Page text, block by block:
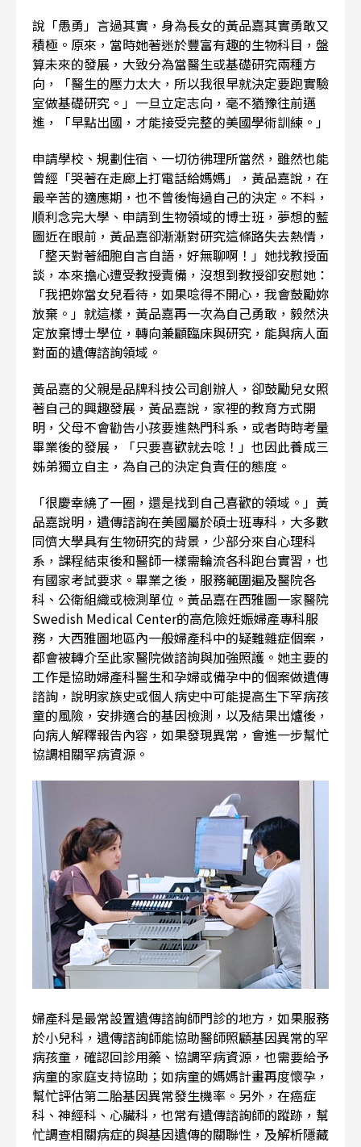
說「愚勇」言過其實，身為長女的黃品嘉其實勇敢又
積極。原來，當時她著迷於豐富有趣的生物科目，盤
算未來的發展，大致分為當醫生或基礎研究兩種方
向，「醫生的壓力太大，所以我很早就決定要跑實驗
室做基礎研究。」一旦立定志向，毫不猶豫往前邁
進，「早點出國，才能接受完整的美國學術訓練。」
申請學校、規劃住宿、一切彷彿理所當然，雖然也能
曾經「哭著在走廊上打電話給媽媽」，黃品嘉說，在
最辛苦的適應期，也不曾後悔過自己的決定。不料，
順利念完大學、申請到生物領域的博士班，夢想的藍
圖近在眼前，黃品嘉卻漸漸對研究這條路失去熱情，
「整天對著細胞自言自語，好無聊啊！」她找教授面
談，本來擔心遭受教授責備，沒想到教授卻安慰她：
「我把妳當女兒看待，如果唸得不開心，我會鼓勵妳
放棄。」就這樣，黃品嘉再一次為自己勇敢，毅然決
定放棄博士學位，轉向兼顧臨床與研究，能與病人面
對面的遺傳諮詢領域。
黃品嘉的父親是品牌科技公司創辦人，卻鼓勵兒女照
著自己的興趣發展，黃品嘉說，家裡的教育方式開
明，父母不會勸告小孩要進熱門科系，或者時時考量
畢業後的發展，「只要喜歡就去唸！」也因此養成三
姊弟獨立自主，為自己的決定負責任的態度。
「很慶幸繞了一圈，還是找到自己喜歡的領域。」黃
品嘉說明，遺傳諮詢在美國屬於碩士班專科，大多數
同儕大學具有生物研究的背景，少部分來自心理科
系，課程結束後和醫師一樣需輪流各科跑台實習，也
有國家考試要求。畢業之後，服務範圍遍及醫院各
科、公衛組織或檢測單位。黃品嘉在西雅圖一家醫院
Swedish Medical Center的高危險妊娠婦產專科服
務，大西雅圖地區內一般婦產科中的疑難雜症個案，
都會被轉介至此家醫院做諮詢與加強照護。她主要的
工作是協助婦產科醫生和孕婦或備孕中的個案做遺傳
諮詢，說明家族史或個人病史中可能提高生下罕病孩
童的風險，安排適合的基因檢測，以及結果出爐後，
向病人解釋報告內容，如果發現異常，會進一步幫忙
協調相關罕病資源。
婦產科是最常設置遺傳諮詢師門診的地方，如果服務
於小兒科，遺傳諮詢師能協助醫師照顧基因異常的罕
病孩童，確認回診用藥、協調罕病資源，也需要給予
病童的家庭支持協助；如病童的媽媽計畫再度懷孕，
幫忙評估第二胎基因異常發生機率。另外，在癌症
科、神經科、心臟科，也常有遺傳諮詢師的蹤跡，幫
忙調查相關病症的與基因遺傳的關聯性，及解析隱藏